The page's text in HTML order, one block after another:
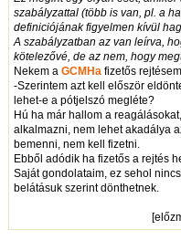
szabályzattal (több is van, pl. a
definiciójának figyelmen kívül
A szabályzatban az van leírva,
kötelezővé, de az nem, hogy
Nekem aGCMHa fizetős
-Szerintem azt kell először
lehet-e a pótjelszó megléte?
Hú ha már hallom a
alkalmazni, nem lehet akadálya
bemenni, nem kell fizetni.
Ebből adódik ha fizetős a rejtés
Saját gondolataim, ez sehol
belátásuk szerint dönthetnek.
[